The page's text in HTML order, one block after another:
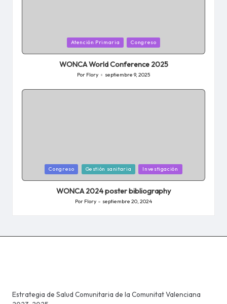
en
Atención Primaria Congreso
WONCA World Conference 2025
Publicado
por
Por Flory septiembre 9, 2025
Publicada
en
Congreso Gestión sanitaria Investigación
WONCA 2024 poster bibliography
Publicado
Por Flory septiembre 20, 2024
Estrategia de Salud Comunitaria de la Comunitat Valenciana